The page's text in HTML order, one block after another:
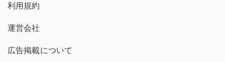
利用規約
運営会社
広告掲載について